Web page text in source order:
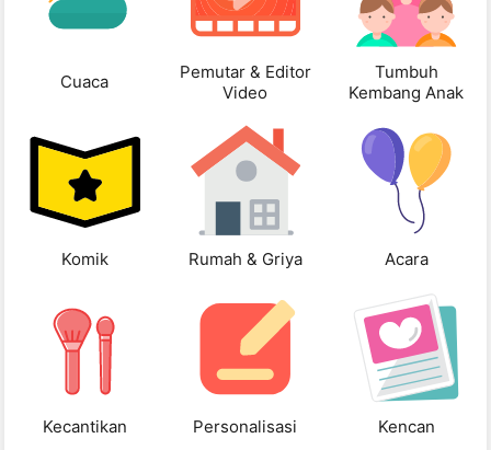
Cuaca
Pemutar & Editor
Video
Tumbuh
Kembang Anak
Komik Rumah & Griya Acara
Kecantikan Personalisasi Kencan